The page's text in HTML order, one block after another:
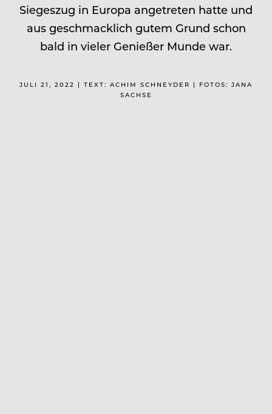
Siegeszug in Europa angetreten hatte und
aus geschmacklich gutem Grund schon
bald in vieler Genießer Munde war.
JULI 21, 2022 | TEXT: ACHIM SCHNEYDER | FOTOS: JANA
SACHSE